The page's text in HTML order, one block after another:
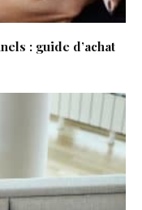
: guide d’achat